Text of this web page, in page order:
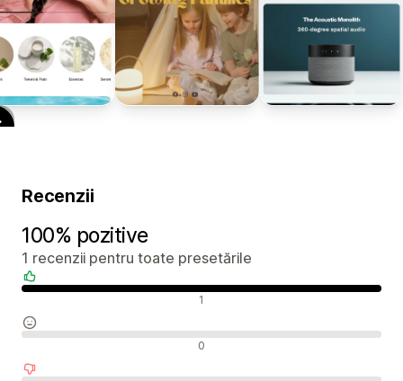
Recenzii
100% pozitive
1 recenzii pentru toate presetările
1
0